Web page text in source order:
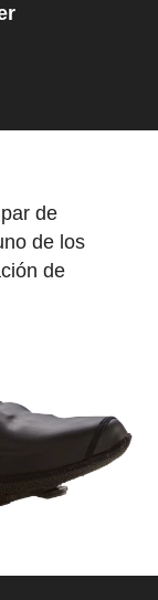
de
de los
de